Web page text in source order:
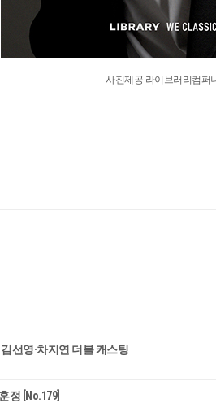
사진제공 라이브러리컴퍼
선영·차지연 더블 캐스팅
정 [No.179]